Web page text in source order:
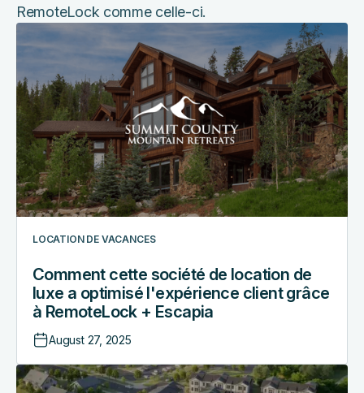
RemoteLock comme celle-ci.
LOCATION DE VACANCES
Comment cette société de location de
luxe a optimisé l'expérience client grâce
à RemoteLock + Escapia
August 27, 2025
Comment
cette
société
de
location
de
luxe
a
optimisé
l'expérience
grâce
RemoteLock
Comment